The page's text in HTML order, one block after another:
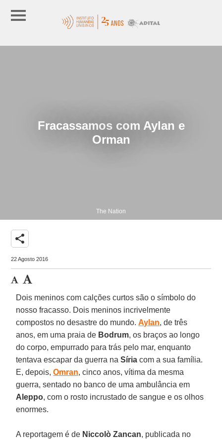
Fracassamos com Aylan e
Orman
The Nation
share
22 Agosto 2016
Dois meninos com calções curtos são o símbolo do
nosso fracasso. Dois meninos incrivelmente
compostos no desastre do mundo.Aylan, de três
anos, em uma praia de Bodrum, os braços ao longo
do corpo, empurrado para trás pelo mar, enquanto
tentava escapar da guerra naSíria com a sua família.
E, depois,Omran, cinco anos, vítima da mesma
guerra, sentado no banco de uma ambulância em
Aleppo, com o rosto incrustado de sangue e os olhos
enormes.
A reportagem é de Niccolò Zancan, publicada no